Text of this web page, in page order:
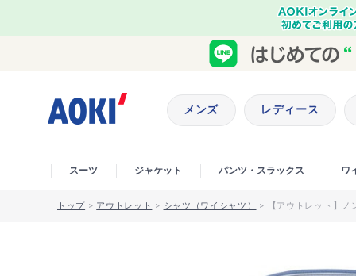
メンズ レディース
スーツ ジャケット パンツ・スラックス ワ
トップ > アウトレット > シャツ（ワイシャツ） > 【アウトレット】